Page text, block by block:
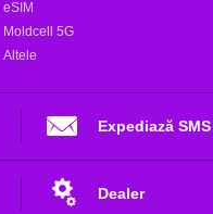
eSIM
Moldcell 5G
Altele
Expediază SMS
Dealer